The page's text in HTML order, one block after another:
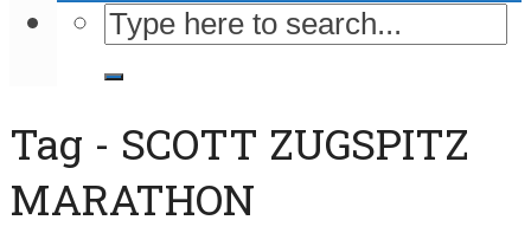
Tag - SCOTT ZUGSPITZ
MARATHON